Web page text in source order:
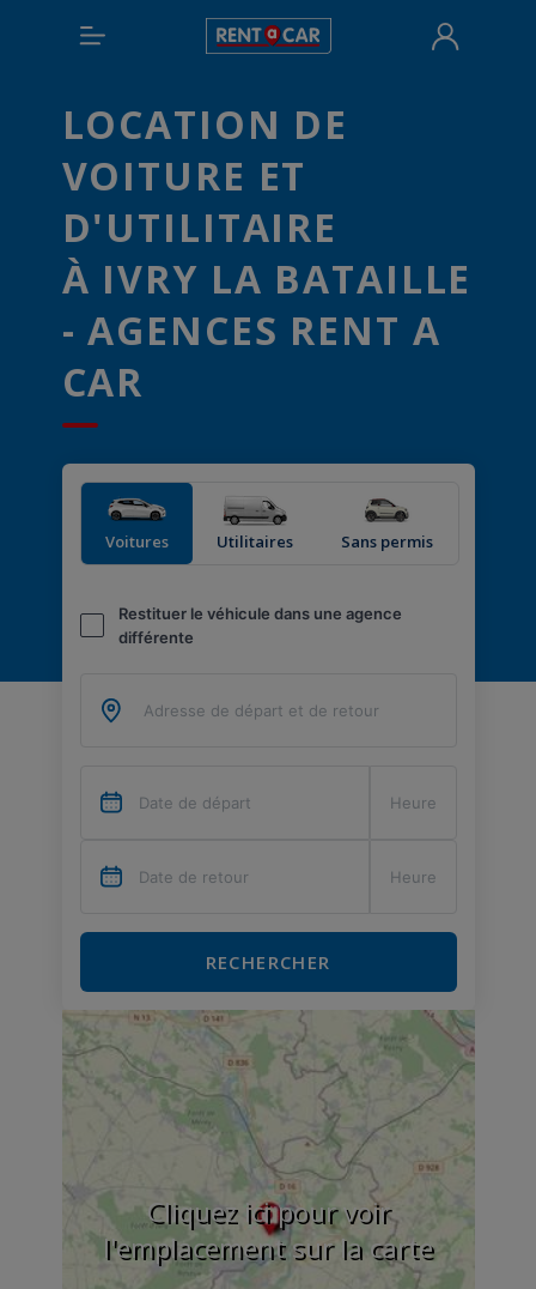
LOCATION DE
VOITURE ET
D'UTILITAIRE
À IVRY LA BATAILLE
- AGENCES RENT A
CAR
Voitures Utilitaires Sans permis
Restituer le véhicule dans une agence
différente
RECHERCHER
Cliquez ici pour voir
l'emplacement sur la carte